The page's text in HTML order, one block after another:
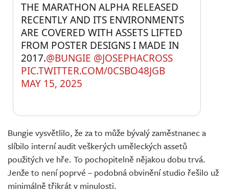
THE MARATHON ALPHA RELEASED
RECENTLY AND ITS ENVIRONMENTS
ARE COVERED WITH ASSETS LIFTED
FROM POSTER DESIGNS I MADE IN
2017.@BUNGIE @JOSEPHACROSS
PIC.TWITTER.COM/0CSBO48JGB
MAY 15, 2025
Bungie vysvětlilo, že za to může bývalý zaměstnanec a
slíbilo interní audit veškerých uměleckých assetů
použitých ve hře. To pochopitelně nějakou dobu trvá.
Jenže to není poprvé – podobná obvinění studio řešilo už
minimálně třikrát v minulosti.